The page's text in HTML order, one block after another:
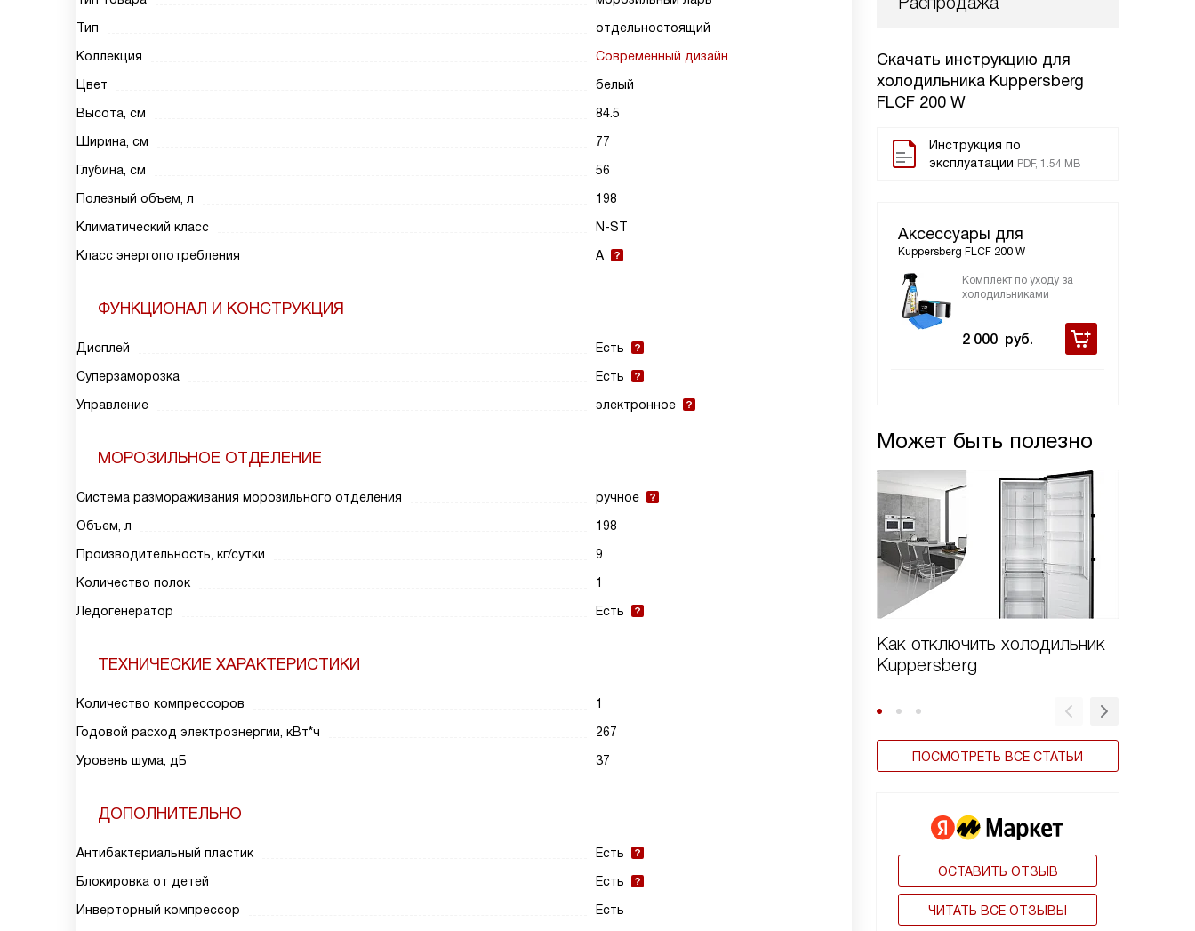
Скачать инструкцию для
холодильника Kuppersberg
FLCF 200 W
Инструкция по
эксплуатации PDF, 1.54 MB
Аксессуары для
Kuppersberg FLCF 200 W
Комплект по уходу за
холодильниками
2 000 руб.
Может быть полезно
Как отключить холодильник
Kuppersberg
ПОСМОТРЕТЬ ВСЕ СТАТЬИ
ОСТАВИТЬ ОТЗЫВ
ЧИТАТЬ ВСЕ ОТЗЫВЫ
Тип
отдельностоящий
Коллекция
Современный дизайн
Цвет
белый
Высота, см
84.5
Ширина, см
77
Глубина, см
56
Полезный объем, л
198
Климатический класс
N-ST
Класс энергопотребления
A
ФУНКЦИОНАЛ И КОНСТРУКЦИЯ
Дисплей
Есть
Суперзаморозка
Есть
Управление
электронное
МОРОЗИЛЬНОЕ ОТДЕЛЕНИЕ
Система размораживания морозильного отделения
ручное
Объем, л
198
Производительность, кг/сутки
9
Количество полок
1
Ледогенератор
Есть
ТЕХНИЧЕСКИЕ ХАРАКТЕРИСТИКИ
Количество компрессоров
1
Годовой расход электроэнергии, кВт*ч
267
Уровень шума, дБ
37
ДОПОЛНИТЕЛЬНО
Антибактериальный пластик
Есть
Блокировка от детей
Есть
Инверторный компрессор
Есть